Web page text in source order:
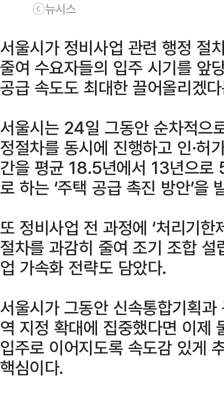
ⓒ뉴시스
서울시가 정비사업 관련 행정 절
줄여 수요자들의 입주 시기를 앞
공급 속도도 최대한 끌어올리겠
서울시는 24일 그동안 순차적으
정절차를 동시에 진행하고 인·허
간을 평균 18.5년에서 13년으로
로 하는 ‘주택 공급 촉진 방안’을
또 정비사업 전 과정에 ‘처리기
절차를 과감히 줄여 조기 조합
업 가속화 전략도 담았다.
서울시가 그동안 신속통합기획
역 지정 확대에 집중했다면 이제
입주로 이어지도록 속도감 있게
핵심이다.